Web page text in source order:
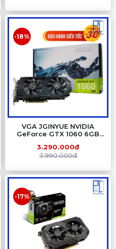
VGA JGINYUE NVIDIA
GeForce GTX 1060 6GB
Fan, Pascal
3.290.000đ
3.990.000đ
-18%
-17%